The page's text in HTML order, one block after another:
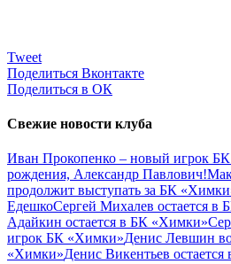
Tweet
Поделиться Вконтакте
Поделиться в ОК
Свежие новости клуба
Иван Прокопенко – новый игрок
рождения, Александр Павлович!
продолжит выступать за БК
ЕдешкоСергей Михалев остается в
Адайкин остается в БК «Химки»
игрок БК «Химки»Денис Левшин
«Химки»Денис Викентьев